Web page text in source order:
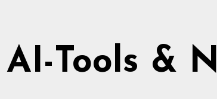
AI-Tools &